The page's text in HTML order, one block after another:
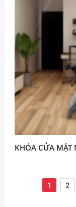
KHÓA CỬA MẬT
1 2